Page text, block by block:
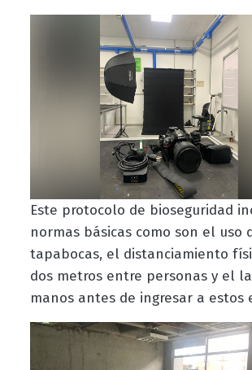
Este protocolo de bioseguridad
normas básicas como son el uso
tapabocas, el distanciamiento
dos metros entre personas y el
manos antes de ingresar a estos